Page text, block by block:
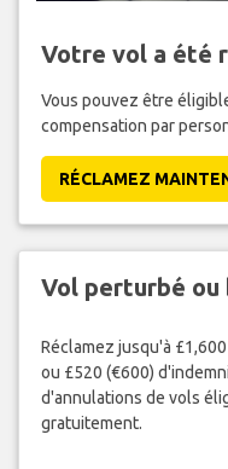
Votre vol a été
Vous pouvez être
compensation par
RÉCLAMEZ
Vol perturbé ou
Réclamez jusqu'à
ou £520 (€600)
d'annulations de vols
gratuitement.